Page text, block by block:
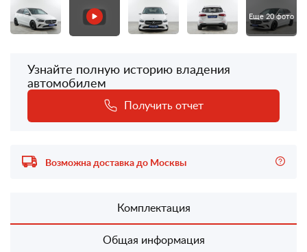
Еще 20 фото
Узнайте полную историю владения
автомобилем
Получить отчет
Возможна доставка до Москвы
Комплектация
Общая информация